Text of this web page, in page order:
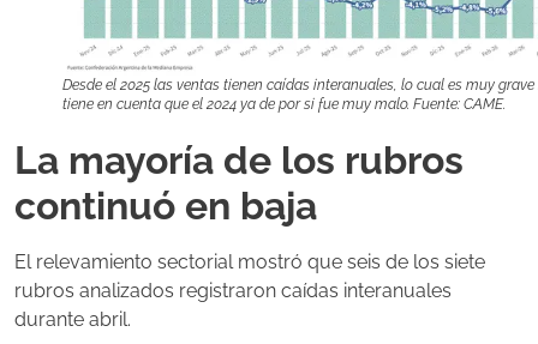
Desde el 2025 las ventas tienen caídas interanuales, lo cual es muy grave
tiene en cuenta que el 2024 ya de por si fue muy malo. Fuente: CAME.
La mayoría de los rubros
continuó en baja
El relevamiento sectorial mostró que seis de los siete
rubros analizados registraron caídas interanuales
durante abril.